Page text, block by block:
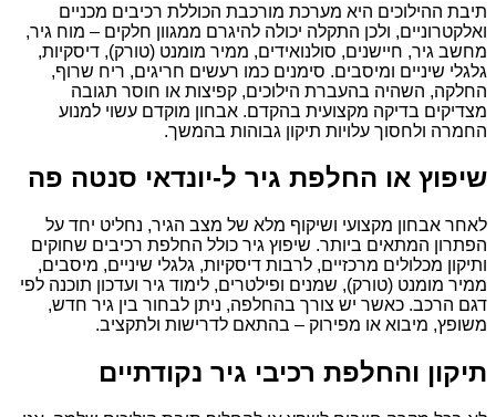
תיבת ההילוכים היא מערכת מורכבת הכוללת רכיבים מכניים
ואלקטרוניים, ולכן התקלה יכולה להיגרם ממגוון חלקים – מוח גיר,
מחשב גיר, חיישנים, סולנואידים, ממיר מומנט (טורק), דיסקיות,
גלגלי שיניים ומיסבים. סימנים כמו רעשים חריגים, ריח שרוף,
החלקה, השהיה בהעברת הילוכים, קפיצות או חוסר תגובה
מצדיקים בדיקה מקצועית בהקדם. אבחון מוקדם עשוי למנוע
החמרה ולחסוך עלויות תיקון גבוהות בהמשך.
שיפוץ או החלפת גיר ל-יונדאי סנטה פה
לאחר אבחון מקצועי ושיקוף מלא של מצב הגיר, נחליט יחד על
הפתרון המתאים ביותר. שיפוץ גיר כולל החלפת רכיבים שחוקים
ותיקון מכלולים מרכזיים, לרבות דיסקיות, גלגלי שיניים, מיסבים,
ממיר מומנט (טורק), שמנים ופילטרים, לימוד גיר ועדכון תוכנה לפי
דגם הרכב. כאשר יש צורך בהחלפה, ניתן לבחור בין גיר חדש,
משופץ, מיבוא או מפירוק – בהתאם לדרישות ולתקציב.
תיקון והחלפת רכיבי גיר נקודתיים